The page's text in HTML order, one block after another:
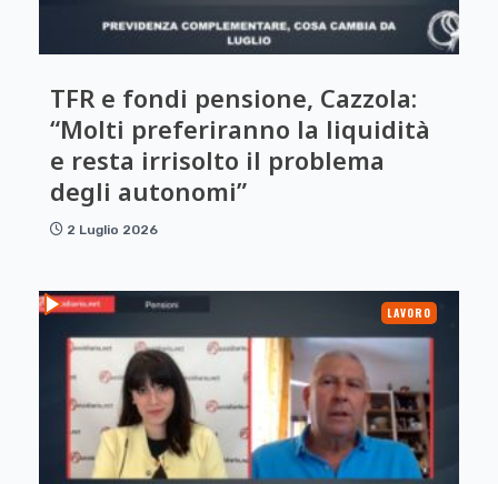
TFR e fondi pensione, Cazzola:
“Molti preferiranno la liquidità
e resta irrisolto il problema
degli autonomi”
2 Luglio 2026
LAVORO